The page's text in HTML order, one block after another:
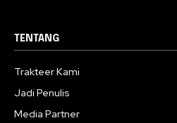
TENTANG
Trakteer Kami
Jadi Penulis
Media Partner